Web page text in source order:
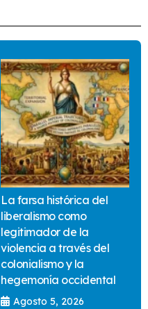
La farsa histórica del
liberalismo como
legitimador de la
violencia a través del
colonialismo y la
hegemonía occidental
Agosto 5, 2026